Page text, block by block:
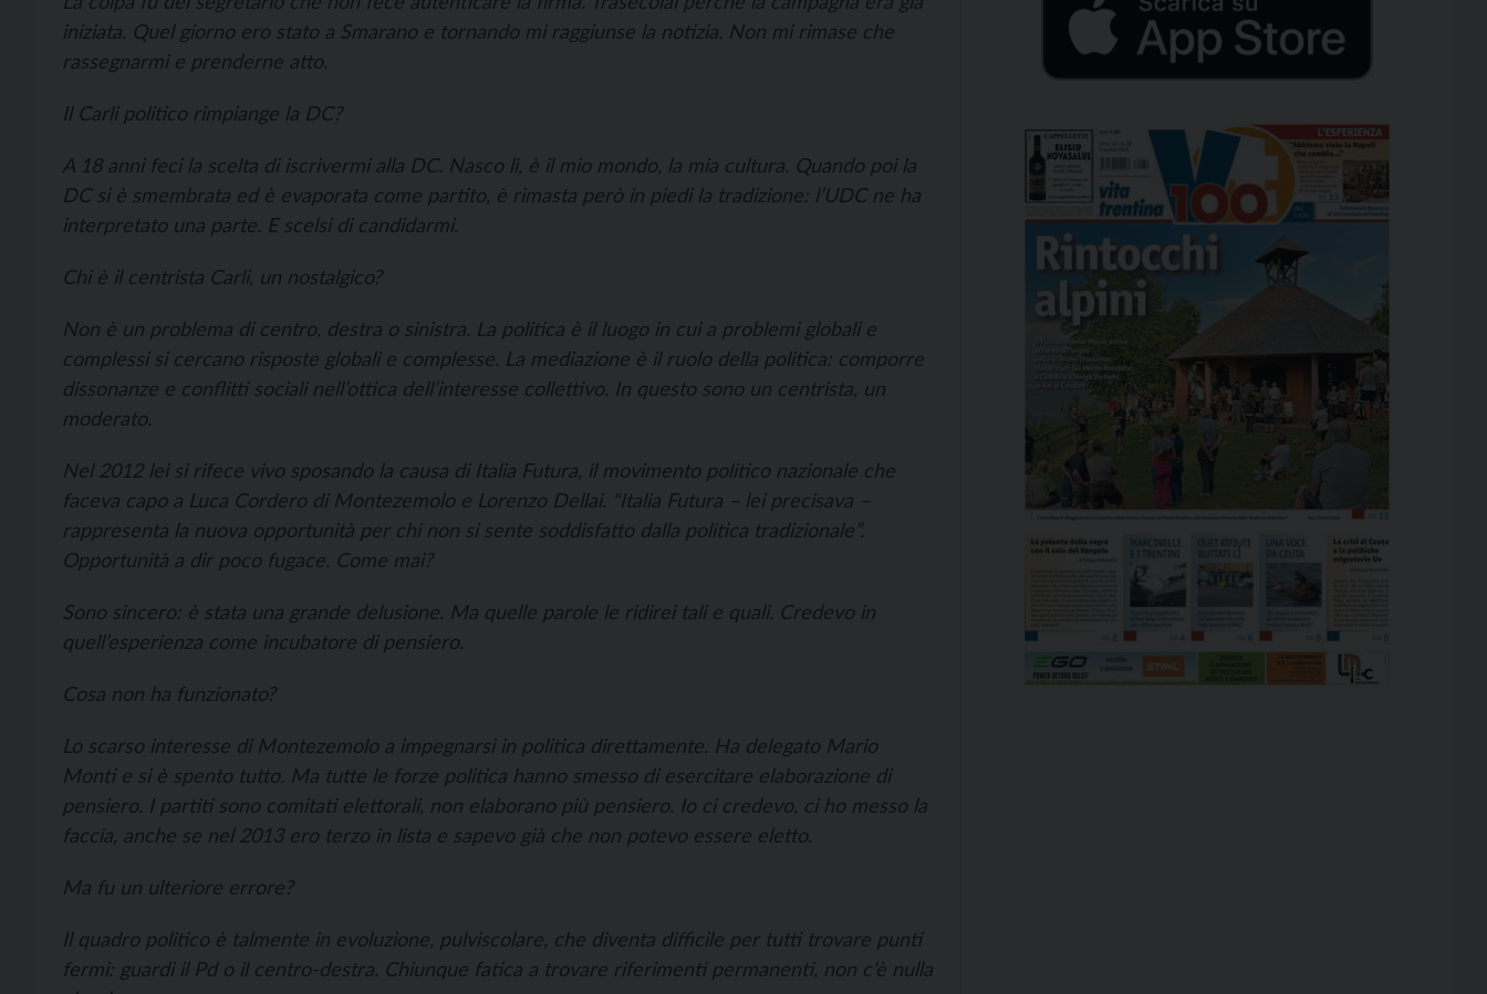
iniziata. Quel giorno ero stato a Smarano e tornando mi raggiunse la notizia. Non mi rimase che
rassegnarmi e prenderne atto.
Il Carli politico rimpiange la DC?
A 18 anni feci la scelta di iscrivermi alla DC. Nasco lì, è il mio mondo, la mia cultura. Quando poi la
DC si è smembrata ed è evaporata come partito, è rimasta però in piedi la tradizione: l’UDC ne ha
interpretato una parte. E scelsi di candidarmi.
Chi è il centrista Carli, un nostalgico?
Non è un problema di centro, destra o sinistra. La politica è il luogo in cui a problemi globali e
complessi si cercano risposte globali e complesse. La mediazione è il ruolo della politica: comporre
dissonanze e conflitti sociali nell’ottica dell’interesse collettivo. In questo sono un centrista, un
moderato.
Nel 2012 lei si rifece vivo sposando la causa di Italia Futura, il movimento politico nazionale che
faceva capo a Luca Cordero di Montezemolo e Lorenzo Dellai. “Italia Futura – lei precisava –
rappresenta la nuova opportunità per chi non si sente soddisfatto dalla politica tradizionale”.
Opportunità a dir poco fugace. Come mai?
Sono sincero: è stata una grande delusione. Ma quelle parole le ridirei tali e quali. Credevo in
quell’esperienza come incubatore di pensiero.
Cosa non ha funzionato?
Lo scarso interesse di Montezemolo a impegnarsi in politica direttamente. Ha delegato Mario
Monti e si è spento tutto. Ma tutte le forze politica hanno smesso di esercitare elaborazione di
pensiero. I partiti sono comitati elettorali, non elaborano più pensiero. Io ci credevo, ci ho messo la
faccia, anche se nel 2013 ero terzo in lista e sapevo già che non potevo essere eletto.
Ma fu un ulteriore errore?
Il quadro politico è talmente in evoluzione, pulviscolare, che diventa difficile per tutti trovare punti
fermi: guardi il Pd o il centro-destra. Chiunque fatica a trovare riferimenti permanenti, non c’è nulla